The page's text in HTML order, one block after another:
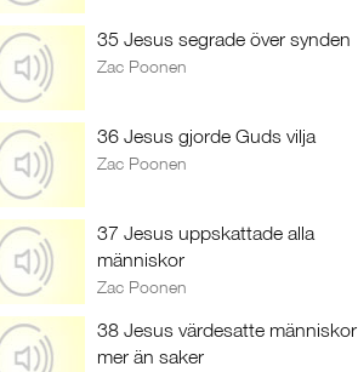
35 Jesus segrade över synden
Zac Poonen
36 Jesus gjorde Guds vilja
Zac Poonen
37 Jesus uppskattade alla
människor
Zac Poonen
38 Jesus värdesatte människor
mer än saker